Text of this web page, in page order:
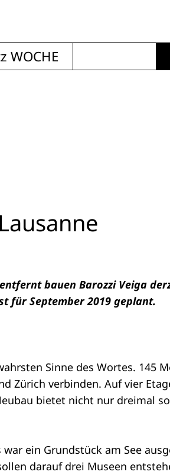
WOCHE
bauen Barozzi Veiga
für September 2019 geplant.
Sinne des Wortes. 145
Zürich verbinden. Auf vier
bietet nicht nur dreimal
ein Grundstück am See
darauf drei Museen